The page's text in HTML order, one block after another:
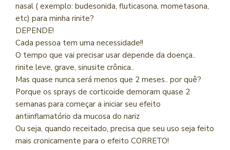
nasal ( exemplo: budesonida, fluticasona, mometasona,
etc) para minha rinite?
DEPENDE!
Cada pessoa tem uma necessidade!!
O tempo que vai precisar usar depende da doença..
rinite leve, grave, sinusite crônica..
Mas quase nunca será menos que 2 meses.. por quê?
Porque os sprays de corticoide demoram quase 2
semanas para começar a iniciar seu efeito
antiinflamatório da mucosa do nariz
Ou seja, quando receitado, precisa que seu uso seja feito
mais cronicamente para o efeito CORRETO!